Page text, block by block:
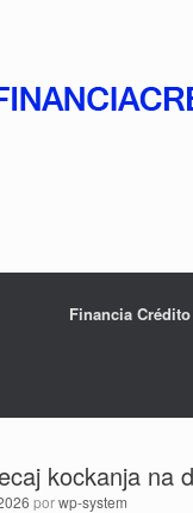
Financia Crédito
kockanja na
porwp-system